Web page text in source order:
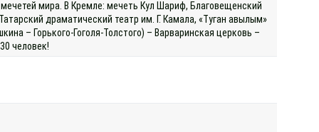
мира. В Кремле: мечеть Кул Шариф, Благовещенский
драматический театр им. Г. Камала, «Туган авылым»
– Горького-Гоголя-Толстого) – Варваринская церковь –
человек!